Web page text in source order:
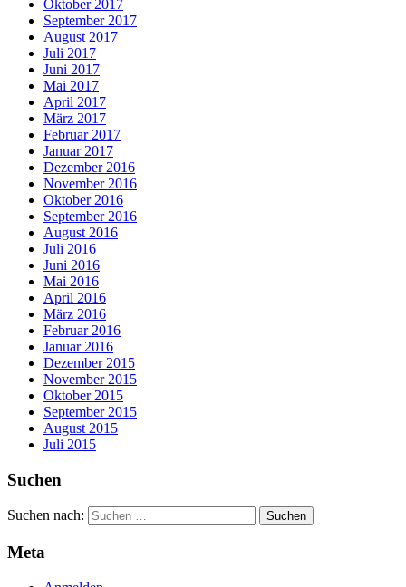
Oktober 2017
September 2017
August 2017
Juli 2017
Juni 2017
Mai 2017
April 2017
März 2017
Februar 2017
Januar 2017
Dezember 2016
November 2016
Oktober 2016
September 2016
August 2016
Juli 2016
Juni 2016
Mai 2016
April 2016
März 2016
Februar 2016
Januar 2016
Dezember 2015
November 2015
Oktober 2015
September 2015
August 2015
Juli 2015
Suchen
Suchen nach:
Meta